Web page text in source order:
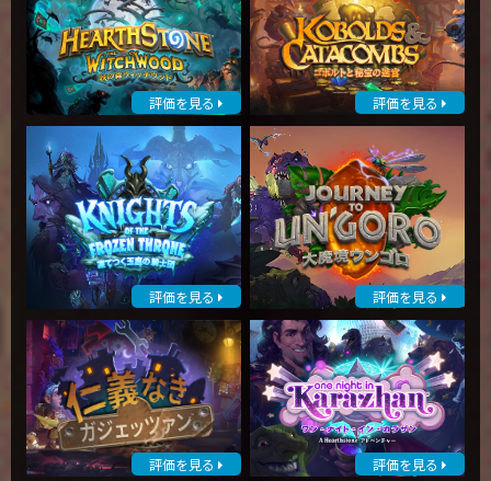
評価を見る 評価を見る
評価を見る 評価を見る
評価を見る 評価を見る